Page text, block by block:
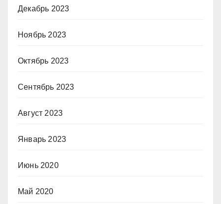
Декабрь 2023
Ноябрь 2023
Октябрь 2023
Сентябрь 2023
Август 2023
Январь 2023
Июнь 2020
Май 2020